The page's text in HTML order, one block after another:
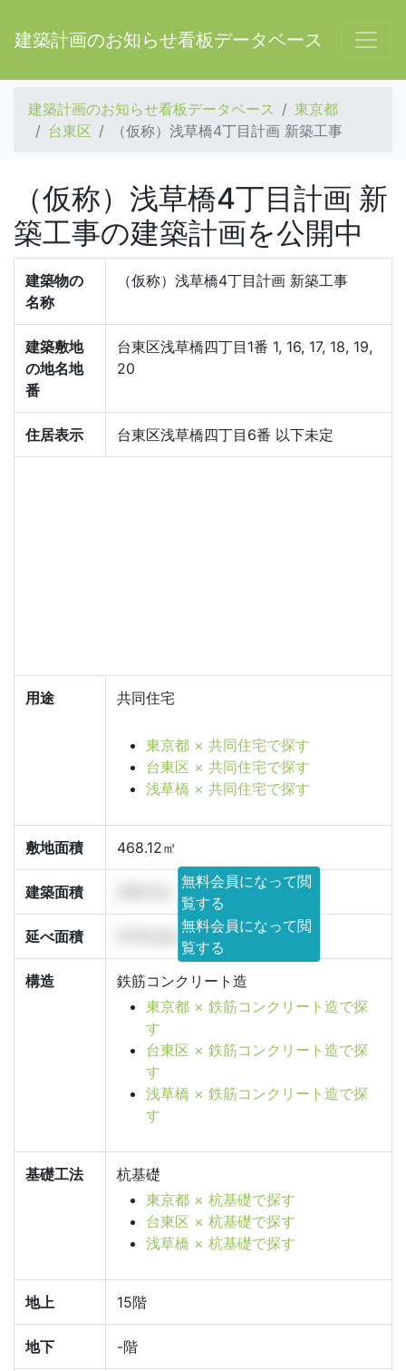
建築計画のお知らせ看板データベース
建築計画のお知らせ看板データベース
東京都
台東区
（仮称）浅草橋4丁目計画 新築工事
（仮称）浅草橋4丁目計画 新
築工事の建築計画を公開中
建築物の
名称
（仮称）浅草橋4丁目計画 新築工事
建築敷地
の地名地
番
台東区浅草橋四丁目1番 1, 16, 17, 18, 19,
20
住居表示 台東区浅草橋四丁目6番 以下未定
用途 共同住宅
東京都 × 共同住宅で探す
台東区 × 共同住宅で探す
浅草橋 × 共同住宅で探す
敷地面積 468.12㎡
建築面積
無料会員になって閲
覧する
延べ面積
2770.32㎡
無料会員になって閲
覧する
構造
鉄筋コンクリート造
東京都 × 鉄筋コンクリート造で探
す
台東区 × 鉄筋コンクリート造で探
す
浅草橋 × 鉄筋コンクリート造で探
す
基礎工法
杭基礎
東京都 × 杭基礎で探す
台東区 × 杭基礎で探す
浅草橋 × 杭基礎で探す
地上 15階
地下 -階